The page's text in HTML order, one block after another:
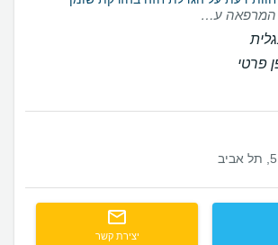
ד"ר פישל ומנהלת המרפאה ענת כבר מהייעוץ היו מאוד נחמדים. הסברים מקיפים, יחס חם ורצינות רבה לרצונות והחששות איתן הגעתי. ביום הניתוח ד"ר פישל הרגיע אותי ונתן לי תחושת ביטחון ולאחר הניתוח נפגשנו מספר פעמים לביקורת והוצאת נקזים ובכל פעם פגשתי אנשים חמים, דואגים ומתחשבים. ד"ר פישל וענת היו עבורי בזמינות גבוהה לשאלות מרחוק בזמן ההחלמה ואני מאוד מרוצה מתוצאות הניתוח נכון לעכשיו.
פרטי
יצירת קשר